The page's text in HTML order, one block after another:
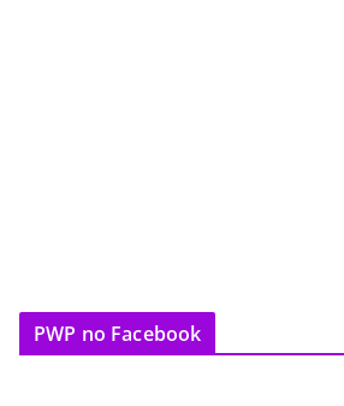
PWP no Facebook